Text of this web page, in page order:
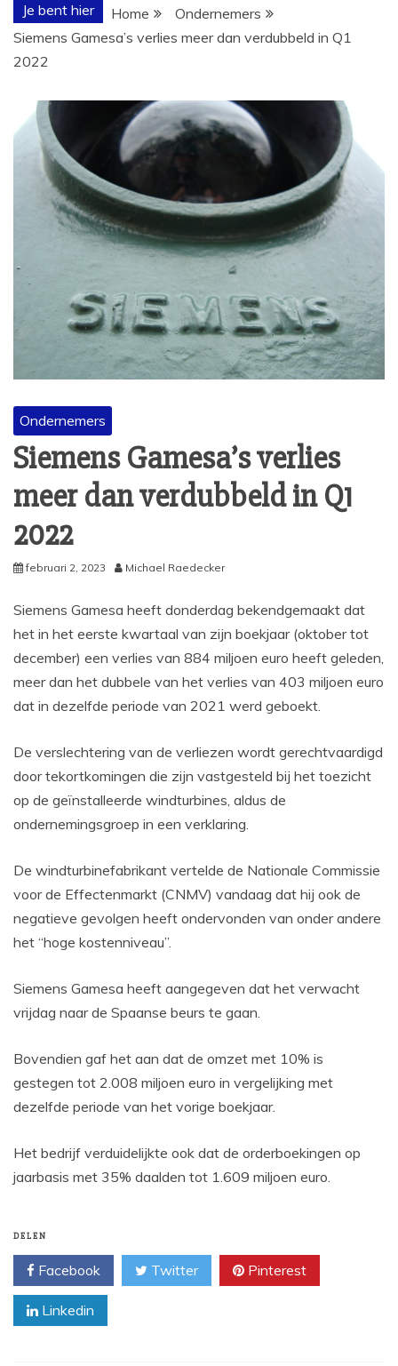
Je bent hier Home
Ondernemers
Siemens Gamesa’s verlies meer dan verdubbeld in Q1
2022
Ondernemers
Siemens Gamesa’s verlies
meer dan verdubbeld in Q1
2022
februari 2, 2023 Michael Raedecker
Siemens Gamesa heeft donderdag bekendgemaakt dat
het in het eerste kwartaal van zijn boekjaar (oktober tot
december) een verlies van 884 miljoen euro heeft geleden,
meer dan het dubbele van het verlies van 403 miljoen euro
dat in dezelfde periode van 2021 werd geboekt.
De verslechtering van de verliezen wordt gerechtvaardigd
door tekortkomingen die zijn vastgesteld bij het toezicht
op de geïnstalleerde windturbines, aldus de
ondernemingsgroep in een verklaring.
De windturbinefabrikant vertelde de Nationale Commissie
voor de Effectenmarkt (CNMV) vandaag dat hij ook de
negatieve gevolgen heeft ondervonden van onder andere
het “hoge kostenniveau”.
Siemens Gamesa heeft aangegeven dat het verwacht
vrijdag naar de Spaanse beurs te gaan.
Bovendien gaf het aan dat de omzet met 10% is
gestegen tot 2.008 miljoen euro in vergelijking met
dezelfde periode van het vorige boekjaar.
Het bedrijf verduidelijkte ook dat de orderboekingen op
jaarbasis met 35% daalden tot 1.609 miljoen euro.
DELEN
Facebook Twitter Pinterest
Linkedin